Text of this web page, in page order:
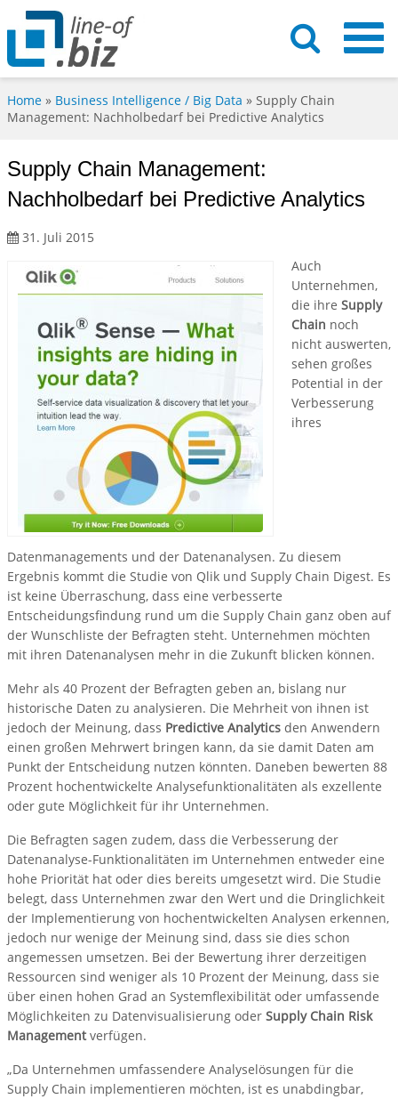
Home » Business Intelligence / Big Data » Supply Chain
Management: Nachholbedarf bei Predictive Analytics
Supply Chain Management:
Nachholbedarf bei Predictive Analytics
31. Juli 2015
Auch
Unternehmen,
die ihre Supply
Chain noch
nicht auswerten,
sehen großes
Potential in der
Verbesserung
ihres
Datenmanagements und der Datenanalysen. Zu diesem
Ergebnis kommt die Studie von Qlik und Supply Chain Digest. Es
ist keine Überraschung, dass eine verbesserte
Entscheidungsfindung rund um die Supply Chain ganz oben auf
der Wunschliste der Befragten steht. Unternehmen möchten
mit ihren Datenanalysen mehr in die Zukunft blicken können.
Mehr als 40 Prozent der Befragten geben an, bislang nur
historische Daten zu analysieren. Die Mehrheit von ihnen ist
jedoch der Meinung, dass Predictive Analytics den Anwendern
einen großen Mehrwert bringen kann, da sie damit Daten am
Punkt der Entscheidung nutzen könnten. Daneben bewerten 88
Prozent hochentwickelte Analysefunktionalitäten als exzellente
oder gute Möglichkeit für ihr Unternehmen.
Die Befragten sagen zudem, dass die Verbesserung der
Datenanalyse-Funktionalitäten im Unternehmen entweder eine
hohe Priorität hat oder dies bereits umgesetzt wird. Die Studie
belegt, dass Unternehmen zwar den Wert und die Dringlichkeit
der Implementierung von hochentwickelten Analysen erkennen,
jedoch nur wenige der Meinung sind, dass sie dies schon
angemessen umsetzen. Bei der Bewertung ihrer derzeitigen
Ressourcen sind weniger als 10 Prozent der Meinung, dass sie
über einen hohen Grad an Systemflexibilität oder umfassende
Möglichkeiten zu Datenvisualisierung oder Supply Chain Risk
Managementverfügen.
„Da Unternehmen umfassendere Analyselösungen für die
Supply Chain implementieren möchten, ist es unabdingbar,